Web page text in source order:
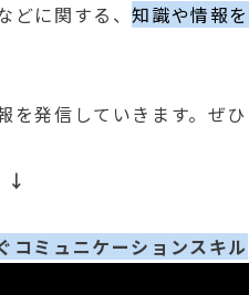
どに関する、知識や情報
を発信していきます。ぜひ
コミュニケーションスキル